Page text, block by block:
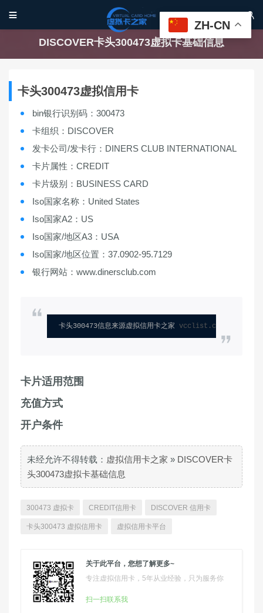
 
DISCOVER卡头300473虚拟卡基础信息
卡头300473虚拟信用卡
bin银行识别码：300473
卡组织：DISCOVER
发卡公司/发卡行：DINERS CLUB INTERNATIONAL
卡片属性：CREDIT
卡片级别：BUSINESS CARD
Iso国家名称：United States
Iso国家A2：US
Iso国家/地区A3：USA
Iso国家/地区位置：37.0902-95.7129
银行网站：www.dinersclub.com
卡头300473信息来源虚拟信用卡之家 vcclist.com
卡片适用范围
充值方式
开户条件
未经允许不得转载： 虚拟信用卡之家 » DISCOVER卡
头300473虚拟卡基础信息
300473 虚拟卡 CREDIT信用卡 DISCOVER 信用卡
卡头300473 虚拟信用卡 虚拟信用卡平台
关于此平台，您想了解更多~
专注虚拟信用卡，5年从业经验，只为服务你
扫一扫联系我
ZH-CN